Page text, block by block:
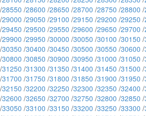
/28550 /28600 /28650 /28700 /28750 /28800 /
/29000 /29050 /29100 /29150 /29200 /29250 /
/29450 /29500 /29550 /29600 /29650 /29700 /
/29900 /29950 /30000 /30050 /30100 /30150 /
/30350 /30400 /30450 /30500 /30550 /30600 /
/30800 /30850 /30900 /30950 /31000 /31050 /
/31250 /31300 /31350 /31400 /31450 /31500 /
/31700 /31750 /31800 /31850 /31900 /31950 /
/32150 /32200 /32250 /32300 /32350 /32400 /
/32600 /32650 /32700 /32750 /32800 /32850 /
/33050 /33100 /33150 /33200 /33250 /33300 /